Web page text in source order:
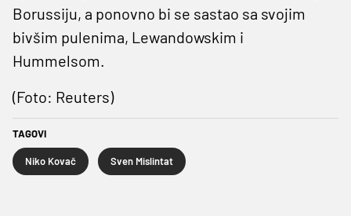
Borussiju, a ponovno bi se sastao sa svojim
bivšim pulenima, Lewandowskim i
Hummelsom.
(Foto: Reuters)
TAGOVI
Niko Kovač Sven Mislintat